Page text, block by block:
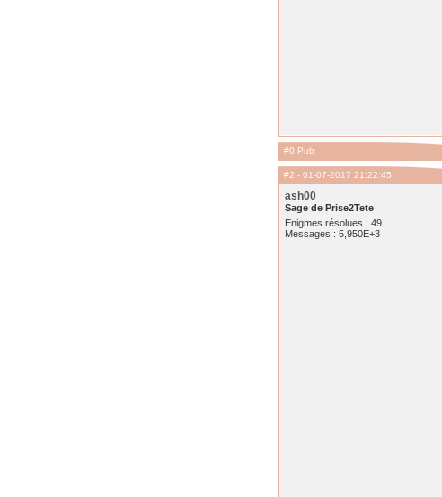
#0 Pub
#2 - 01-07-2017 21:22:45
ash00
Sage de Prise2Tete
Enigmes résolues : 49
Messages : 5,950E+3